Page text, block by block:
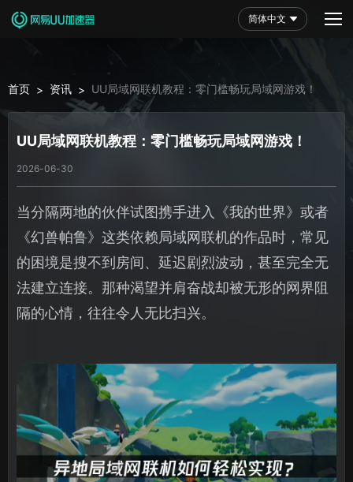
简体中文
首页 > 资讯 > UU局域网联机教程：零门槛畅玩局域网游戏！
UU局域网联机教程：零门槛畅玩局域网游戏！
2026-06-30
当分隔两地的伙伴试图携手进入《我的世界》或者
《幻兽帕鲁》这类依赖局域网联机的作品时，常见
的困境是搜不到房间、延迟剧烈波动，甚至完全无
法建立连接。那种渴望并肩奋战却被无形的网界阻
隔的心情，往往令人无比扫兴。